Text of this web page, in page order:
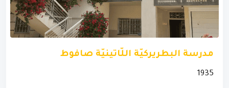
مدرسة البطريركيّة اللّاتينيّة صافوط
1935